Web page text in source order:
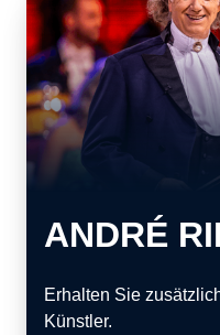
ANDRÉ
Erhalten Sie
Künstler.